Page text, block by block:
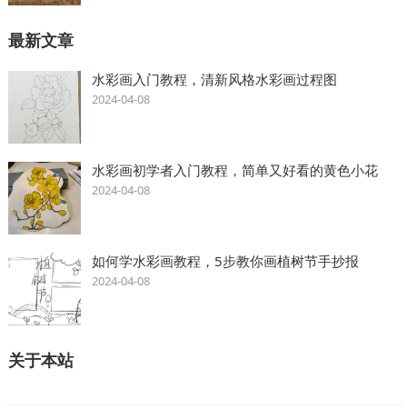
最新文章
水彩画入门教程，清新风格水彩画过程图
2024-04-08
水彩画初学者入门教程，简单又好看的黄色小花
2024-04-08
如何学水彩画教程，5步教你画植树节手抄报
2024-04-08
关于本站